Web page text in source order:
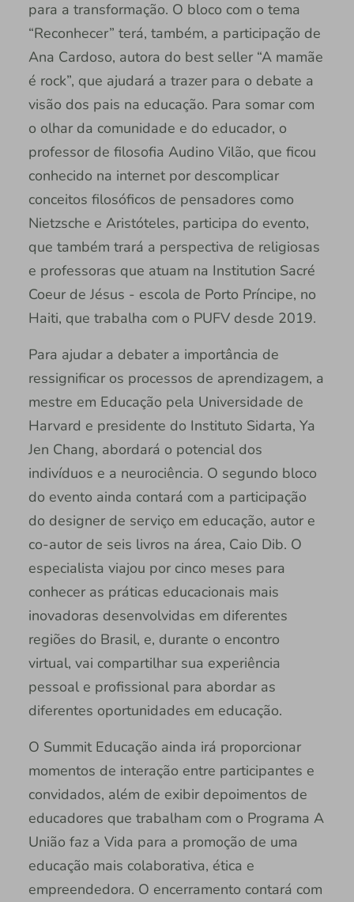
para a transformação. O bloco com o tema
“Reconhecer” terá, também, a participação de
Ana Cardoso, autora do best seller “A mamãe
é rock”, que ajudará a trazer para o debate a
visão dos pais na educação. Para somar com
o olhar da comunidade e do educador, o
professor de filosofia Audino Vilão, que ficou
conhecido na internet por descomplicar
conceitos filosóficos de pensadores como
Nietzsche e Aristóteles, participa do evento,
que também trará a perspectiva de religiosas
e professoras que atuam na Institution Sacré
Coeur de Jésus - escola de Porto Príncipe, no
Haiti, que trabalha com o PUFV desde 2019.
Para ajudar a debater a importância de
ressignificar os processos de aprendizagem, a
mestre em Educação pela Universidade de
Harvard e presidente do Instituto Sidarta, Ya
Jen Chang, abordará o potencial dos
indivíduos e a neurociência. O segundo bloco
do evento ainda contará com a participação
do designer de serviço em educação, autor e
co-autor de seis livros na área, Caio Dib. O
especialista viajou por cinco meses para
conhecer as práticas educacionais mais
inovadoras desenvolvidas em diferentes
regiões do Brasil, e, durante o encontro
virtual, vai compartilhar sua experiência
pessoal e profissional para abordar as
diferentes oportunidades em educação.
O Summit Educação ainda irá proporcionar
momentos de interação entre participantes e
convidados, além de exibir depoimentos de
educadores que trabalham com o Programa A
União faz a Vida para a promoção de uma
educação mais colaborativa, ética e
empreendedora. O encerramento contará com